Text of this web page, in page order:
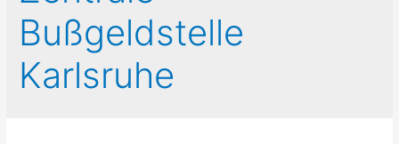
Bußgeldstelle
Karlsruhe